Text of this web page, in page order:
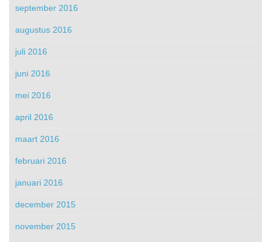
september 2016
augustus 2016
juli 2016
juni 2016
mei 2016
april 2016
maart 2016
februari 2016
januari 2016
december 2015
november 2015